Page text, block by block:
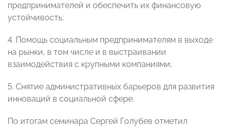
предпринимателей и обеспечить их финансовую
устойчивость;
4. Помощь социальным предпринимателям в выходе
на рынки, в том числе и в выстраивании
взаимодействия с крупными компаниями;
5. Снятие административных барьеров для развития
инноваций в социальной сфере.
По итогам семинара Сергей Голубев отметил